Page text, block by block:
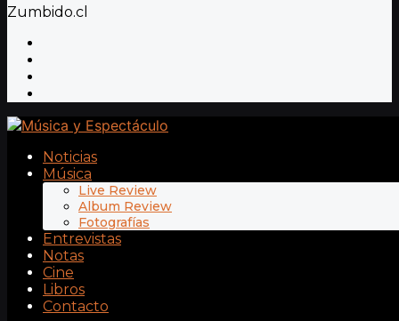
Zumbido.cl
Noticias
Música
Live Review
Album Review
Fotografías
Entrevistas
Notas
Cine
Libros
Contacto